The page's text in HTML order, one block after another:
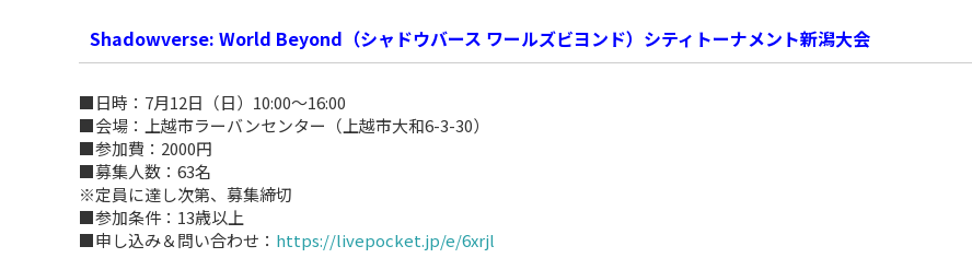
Shadowverse: World Beyond（シャドウバース ワールズビヨンド）シティトーナメント新潟大会
■日時：7月12日（日）10:00～16:00
■会場：上越市ラーバンセンター（上越市大和6-3-30）
■参加費：2000円
■募集人数：63名
※定員に達し次第、募集締切
■参加条件：13歳以上
■申し込み＆問い合わせ： https://livepocket.jp/e/6xrjl